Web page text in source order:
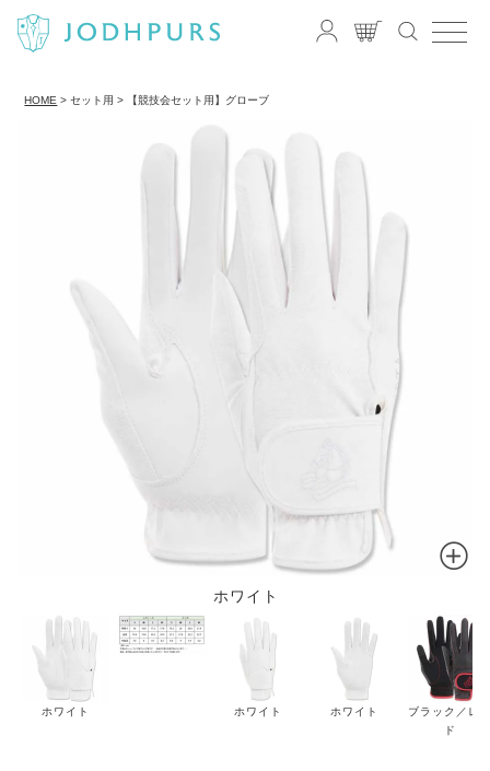
HOME セット用 【競技会セット用】グローブ
ホワイト
ホワイト ホワイト ホワイト
ブラック／レ
ド